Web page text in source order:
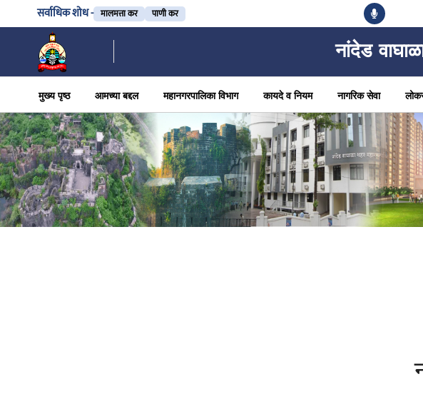
सर्वाधिक शोध - मालमत्ता कर पाणी कर
नांदेड
मुख्य पृष्ठ आमच्या बद्दल महानगरपालिका विभाग कायदे व नियम नागरिक सेवा